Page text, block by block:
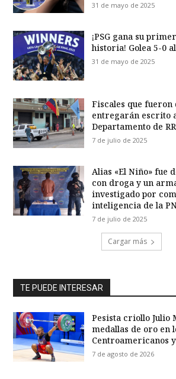
31 de mayo de 2025
¡PSG gana su
historia! Golea 5-0
31 de mayo de 2025
Fiscales que fueron
entregarán escrito
Departamento de
7 de julio de 2025
Alias «El Niño» fue
con droga y un
investigado por
inteligencia de la
7 de julio de 2025
Cargar más
TE PUEDE INTERESAR
Pesista criollo Julio
medallas de oro en
Centroamericanos
7 de agosto de 2026